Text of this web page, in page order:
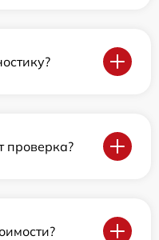
проверка?